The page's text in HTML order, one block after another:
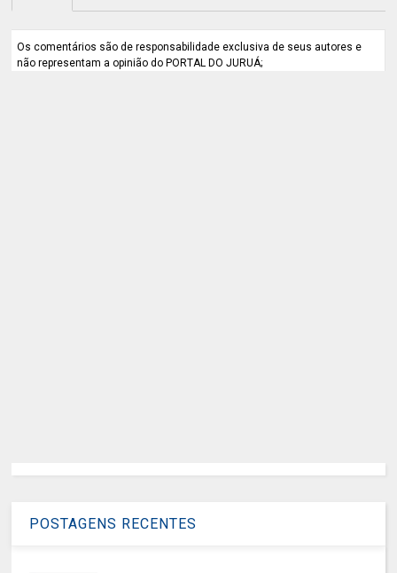
Os comentários são de responsabilidade exclusiva de seus autores e
não representam a opinião do PORTAL DO JURUÁ;
POSTAGENS RECENTES